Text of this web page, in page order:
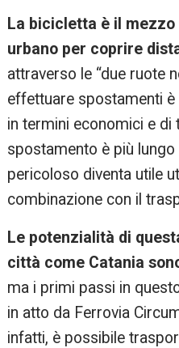
La bicicletta è il
urbano per coprire
attraverso le “due ruote
effettuare spostamenti è
in termini economici e di
spostamento è più
pericoloso diventa utile
combinazione con il
Le potenzialità di
città come Catania
ma i primi passi in
in atto da Ferrovia
infatti, è possibile